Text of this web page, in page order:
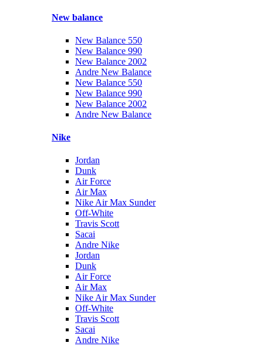
New balance
New Balance 550
New Balance 990
New Balance 2002
Andre New Balance
New Balance 550
New Balance 990
New Balance 2002
Andre New Balance
Nike
Jordan
Dunk
Air Force
Air Max
Nike Air Max Sunder
Off-White
Travis Scott
Sacai
Andre Nike
Jordan
Dunk
Air Force
Air Max
Nike Air Max Sunder
Off-White
Travis Scott
Sacai
Andre Nike